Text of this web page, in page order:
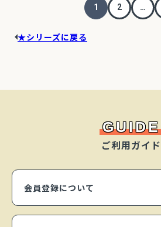
1 2 …
★シリーズに戻る
GUIDE
ご利用ガイド
会員登録について